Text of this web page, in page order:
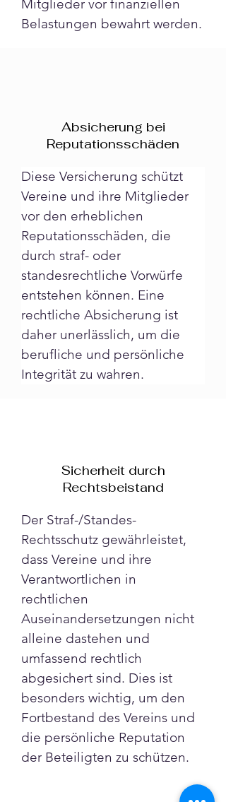
Mitglieder vor finanziellen
Belastungen bewahrt werden.
Absicherung bei
Reputationsschäden
Diese Versicherung schützt
Vereine und ihre Mitglieder
vor den erheblichen
Reputationsschäden, die
durch straf- oder
standesrechtliche Vorwürfe
entstehen können. Eine
rechtliche Absicherung ist
daher unerlässlich, um die
berufliche und persönliche
Integrität zu wahren.
Sicherheit durch
Rechtsbeistand
Der Straf-/Standes-
Rechtsschutz gewährleistet,
dass Vereine und ihre
Verantwortlichen in
rechtlichen
Auseinandersetzungen nicht
alleine dastehen und
umfassend rechtlich
abgesichert sind. Dies ist
besonders wichtig, um den
Fortbestand des Vereins und
die persönliche Reputation
der Beteiligten zu schützen.